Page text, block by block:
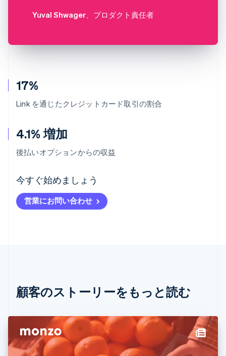
17%
Link を通じたクレジットカード取引の割合
4.1% 増加
後払いオプションからの収益
今すぐ始めましょう
営業にお問い合わせ
Yuval Shwager 、プロダクト責任者
顧客のストーリーをもっと読む
アイルランド
English
アメリカ
EnglishEspañol简体中文
English
エストニア
オーストラリア
English
オーストリア
DeutschEnglish